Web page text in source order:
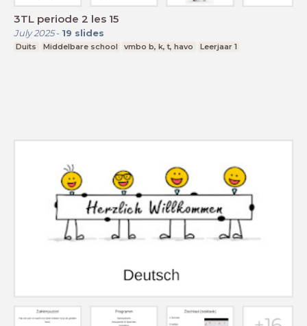
3TL periode 2 les 15
July 2025- 19 slides
Duits Middelbare school vmbo b, k, t, havo Leerjaar 1